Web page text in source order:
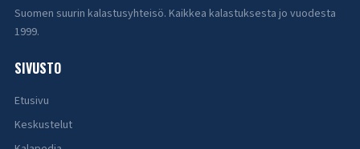
Suomen suurin kalastusyhteisö. Kaikkea kalastuksesta jo vuodesta
1999.
SIVUSTO
Etusivu
Keskustelut